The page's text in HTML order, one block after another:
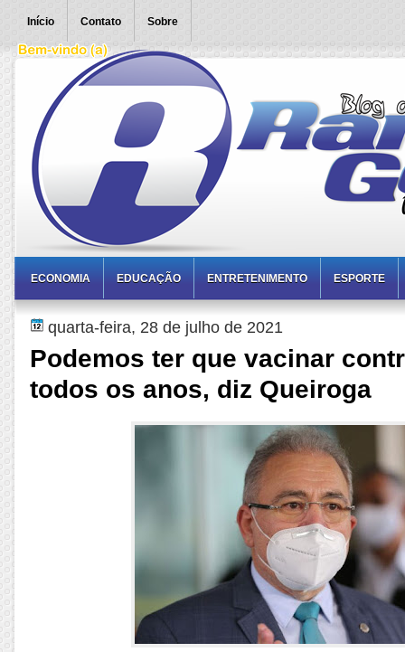
Início Contato Sobre
ECONOMIA EDUCAÇÃO ENTRETENIMENTO ESPORTE
quarta-feira, 28 de julho de 2021
Podemos ter que vacinar
todos os anos, diz Queiroga